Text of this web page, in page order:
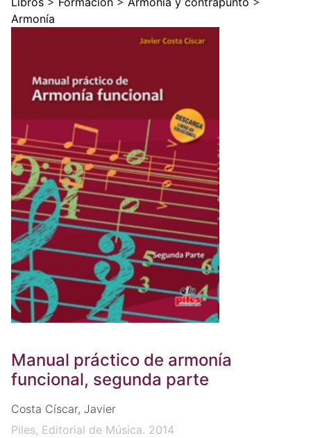
Armonía
Manual práctico de armonía
funcional, segunda parte
Costa Císcar, Javier
Piles, Editorial de Música. 2014